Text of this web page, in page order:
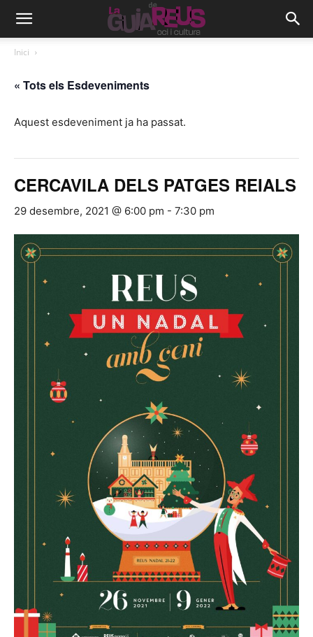
Inici
« Tots els Esdeveniments
Aquest esdeveniment ja ha passat.
CERCAVILA DELS PATGES REIALS
29 desembre, 2021 @ 6:00 pm - 7:30 pm